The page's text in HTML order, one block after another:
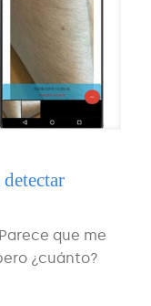
que me
¿cuánto?